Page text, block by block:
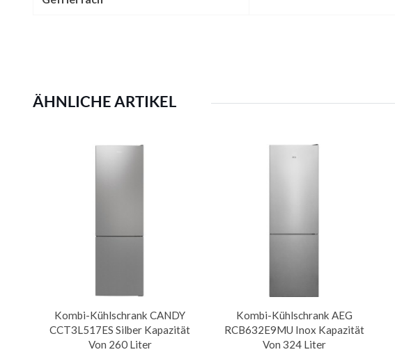
ÄHNLICHE ARTIKEL
Kombi-Kühlschrank CANDY
CCT3L517ES Silber Kapazität
Von 260 Liter
Kombi-Kühlschrank AEG
RCB632E9MU Inox Kapazität
Von 324 Liter